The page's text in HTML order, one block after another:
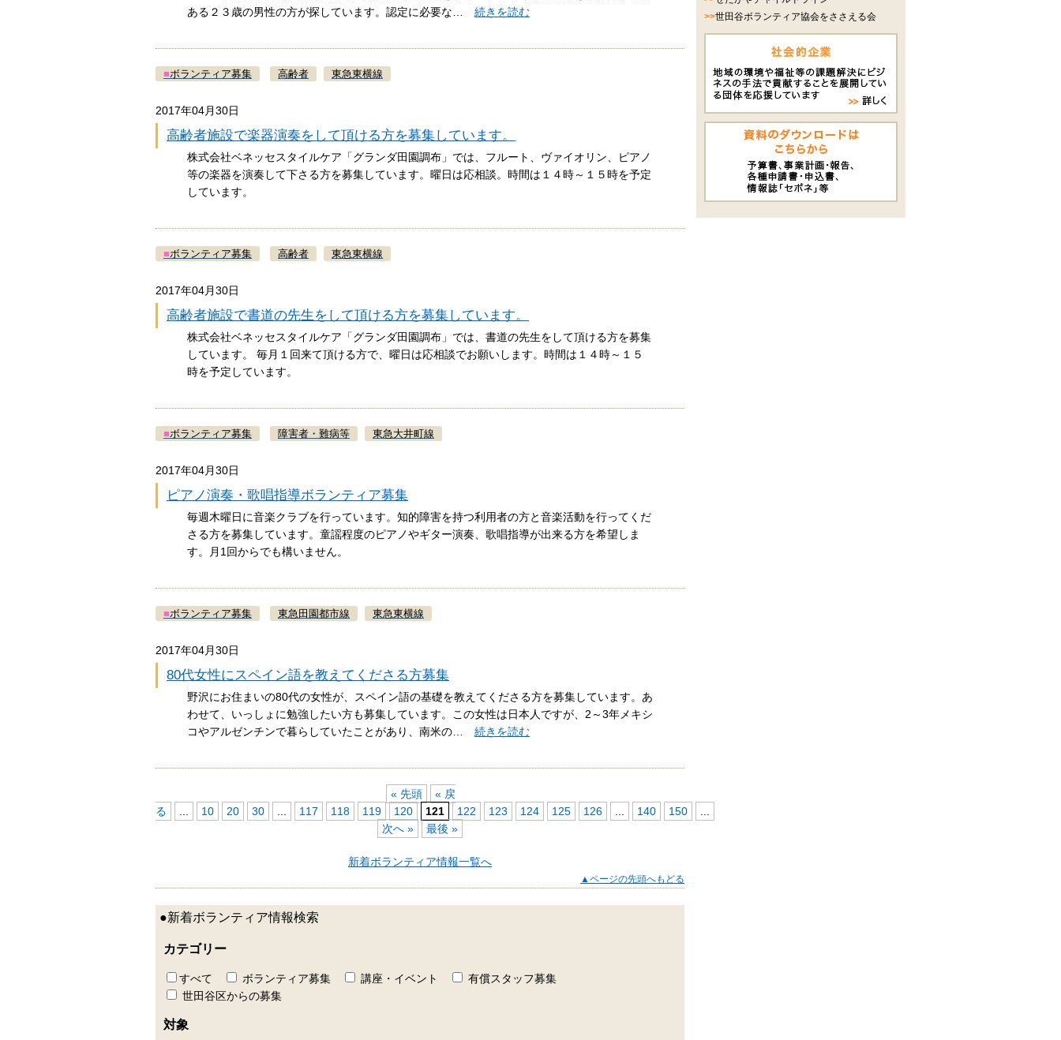
ある２３歳の男性の方が探しています。認定に必要な… 続きを読む
■ボランティア募集 高齢者 東急東横線
2017年04月30日
高齢者施設で楽器演奏をして頂ける方を募集しています。
株式会社ベネッセスタイルケア「グランダ田園調布」では、フルート、ヴァイオリン、ピアノ
等の楽器を演奏して下さる方を募集しています。曜日は応相談。時間は１４時～１５時を予定
しています。
■ボランティア募集 高齢者 東急東横線
2017年04月30日
高齢者施設で書道の先生をして頂ける方を募集しています。
株式会社ベネッセスタイルケア「グランダ田園調布」では、書道の先生をして頂ける方を募集
しています。 毎月１回来て頂ける方で、曜日は応相談でお願いします。時間は１４時～１５
時を予定しています。
■ボランティア募集 障害者・難病等 東急大井町線
2017年04月30日
ピアノ演奏・歌唱指導ボランティア募集
毎週木曜日に音楽クラブを行っています。知的障害を持つ利用者の方と音楽活動を行ってくだ
さる方を募集しています。童謡程度のピアノやギター演奏、歌唱指導が出来る方を希望しま
す。月1回からでも構いません。
■ボランティア募集 東急田園都市線 東急東横線
2017年04月30日
80代女性にスペイン語を教えてくださる方募集
野沢にお住まいの80代の女性が、スペイン語の基礎を教えてくださる方を募集しています。あ
わせて、いっしょに勉強したい方も募集しています。この女性は日本人ですが、2～3年メキシ
コやアルゼンチンで暮らしていたことがあり、南米の… 続きを読む
« 先頭
« 戻
る
10 20 30 117 118 119 120 121 122 123 124 125 126 140 150
次へ »
最後 »
新着ボランティア情報一覧へ
▲ページの先頭へもどる
●新着ボランティア情報検索
カテゴリー
すべて ボランティア募集 講座・イベント
有償スタッフ募集
世田谷区からの募集
対象
>>世田谷ボランティア協会をささえる会